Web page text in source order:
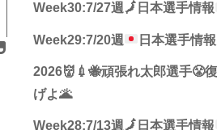
Week30:7/27週🗾 日本選手情報
Week29:7/20週 日本選手情報
2026👹💉🐝頑張れ太郎選手😤
げよ🌋
Week28:7/13週 🗾 日本選手情報